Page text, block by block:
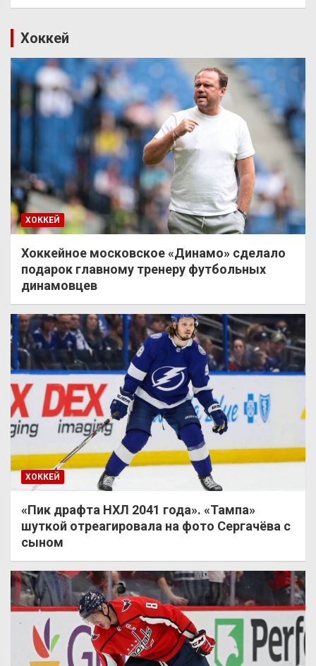
Хоккей
ХОККЕЙ
Хоккейное московское «Динамо» сделало
подарок главному тренеру футбольных
динамовцев
ХОККЕЙ
«Пик драфта НХЛ 2041 года». «Тампа»
шуткой отреагировала на фото Сергачёва с
сыном